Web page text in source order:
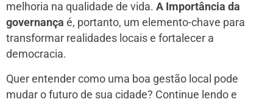
melhoria na qualidade de vida. A Importância da
governança é, portanto, um elemento-chave para
transformar realidades locais e fortalecer a
democracia.
Quer entender como uma boa gestão local pode
mudar o futuro de sua cidade? Continue lendo e